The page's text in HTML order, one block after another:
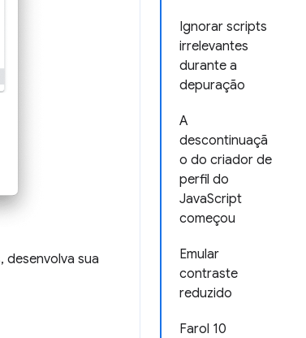
Ignorar scripts
irrelevantes
durante a
depuração
A
descontinuaçã
o do criador de
perfil do
JavaScript
começou
Emular
contraste
reduzido
Farol 10
desenvolva sua